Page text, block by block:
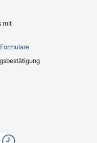
mit